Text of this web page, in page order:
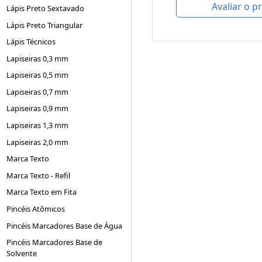
Lápis Preto Sextavado
Lápis Preto Triangular
Lápis Técnicos
Lapiseiras 0,3 mm
Lapiseiras 0,5 mm
Lapiseiras 0,7 mm
Lapiseiras 0,9 mm
Lapiseiras 1,3 mm
Lapiseiras 2,0 mm
Marca Texto
Marca Texto - Refil
Marca Texto em Fita
Pincéis Atômicos
Pincéis Marcadores Base de Água
Pincéis Marcadores Base de
Solvente
Avaliar o